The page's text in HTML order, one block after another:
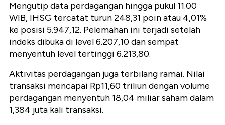
Mengutip data perdagangan hingga pukul 11.00
WIB, IHSG tercatat turun 248,31 poin atau 4,01%
ke posisi 5.947,12. Pelemahan ini terjadi setelah
indeks dibuka di level 6.207,10 dan sempat
menyentuh level tertinggi 6.213,80.
Aktivitas perdagangan juga terbilang ramai. Nilai
transaksi mencapai Rp11,60 triliun dengan volume
perdagangan menyentuh 18,04 miliar saham dalam
1,384 juta kali transaksi.